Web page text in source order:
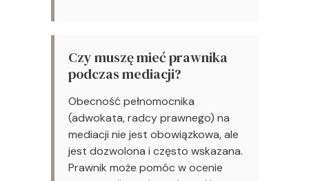
Czy muszę mieć prawnika
podczas mediacji?
Obecność pełnomocnika
(adwokata, radcy prawnego) na
mediacji nie jest obowiązkowa, ale
jest dozwolona i często wskazana.
Prawnik może pomóc w ocenie